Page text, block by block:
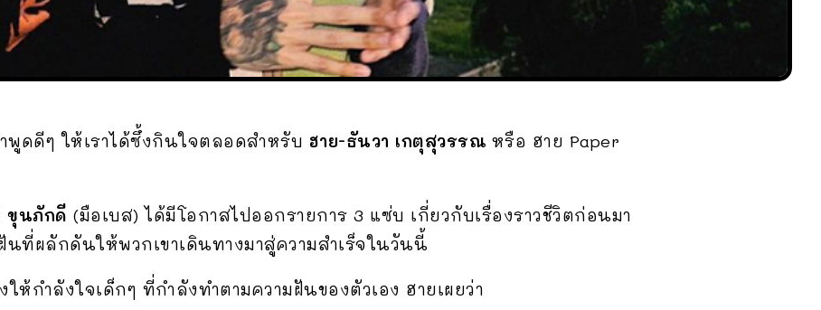
ดดีๆ ให้เราได้ซึ้งกินใจตลอดสำหรับ ฮาย-ธันวา เกตุสุวรรณ หรือ ฮาย Paper
ขุนภักดี (มือเบส) ได้มีโอกาสไปออกรายการ 3 แซ่บ เกี่ยวกับเรื่องราวชีวิตก่อนมา
นที่ผลักดันให้พวกเขาเดินทางมาสู่ความสำเร็จในวันนี้
กำลังใจเด็กๆ ที่กำลังทำตามความฝันของตัวเอง ฮายเผยว่า